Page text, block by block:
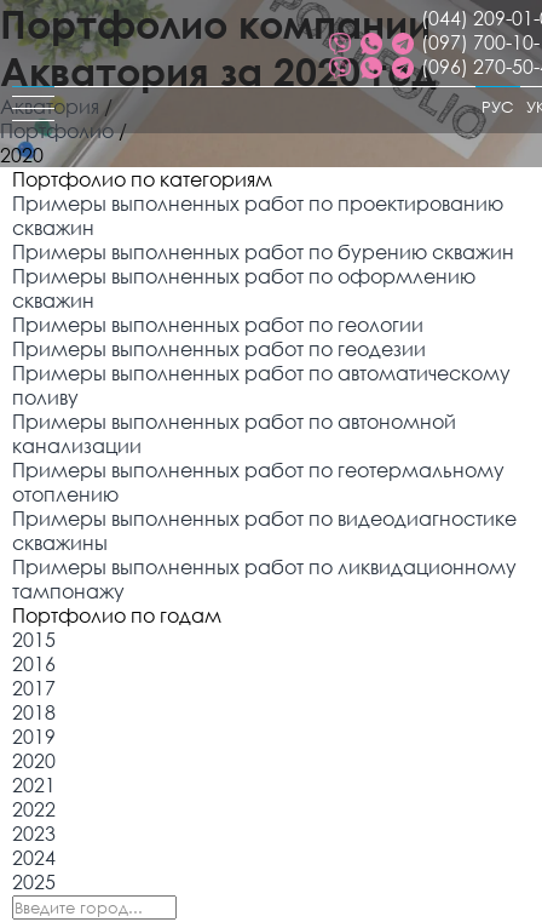
(044) 209-
(097) 700-
(096) 270-
РУС
Портфолио компании
Акватория за 2020 год
Акватория /
Портфолио /
2020
Портфолио по категориям
Примеры выполненных работ по проектированию
скважин
Примеры выполненных работ по бурению скважин
Примеры выполненных работ по оформлению
скважин
Примеры выполненных работ по геологии
Примеры выполненных работ по геодезии
Примеры выполненных работ по автоматическому
поливу
Примеры выполненных работ по автономной
канализации
Примеры выполненных работ по геотермальному
отоплению
Примеры выполненных работ по видеодиагностике
скважины
Примеры выполненных работ по ликвидационному
тампонажу
Портфолио по годам
2015
2016
2017
2018
2019
2020
2021
2022
2023
2024
2025